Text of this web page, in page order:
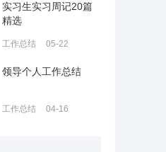
实习生实习周记20篇
精选
工作总结 05-22
领导个人工作总结
工作总结 04-16